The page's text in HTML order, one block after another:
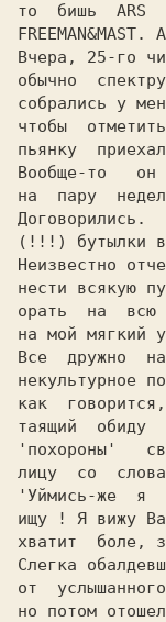
то  бишь  ARS
Вчера, 25-го
обычно
собрались у
чтобы
пьянку
Вообще-то   он
на  пару
Договорились.
(!!!) бутылки
Неизвестно
нести всякую
орать  на  всю
на мой мягкий
Все  дружно
некультурное
как
таящий  обиду
'похороны'
лицу  со
'Уймись-же  я
ищу ! Я вижу
хватит  боле,
Слегка
от
но потом